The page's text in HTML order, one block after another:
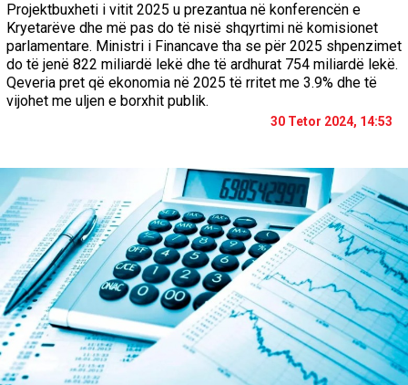
Projektbuxheti i vitit 2025 u prezantua në konferencën e
Kryetarëve dhe më pas do të nisë shqyrtimi në komisionet
parlamentare. Ministri i Financave tha se për 2025 shpenzimet
do të jenë 822 miliardë lekë dhe të ardhurat 754 miliardë lekë.
Qeveria pret që ekonomia në 2025 të rritet me 3.9% dhe të
vijohet me uljen e borxhit publik.
30 Tetor 2024, 14:53